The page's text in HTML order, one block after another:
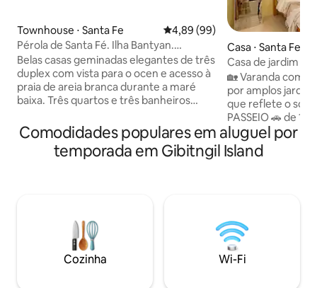
Townhouse ⋅ Santa Fe 4,89 de uma avaliação média
4,89 (99)
Pérola de Santa Fé. Ilha Bantyan.
Unidade # 3
Belas casas geminadas elegantes de três
duplex com vista para o ocen e acesso à
praia de areia branca durante a maré
baixa. Três quartos e três banheiros
Mesa de bilhar, caiaque , bicicleta e
basquete gratuitos e churrasqueira ao ar
livre. Está localizado ao lado das famosas
distância. 24 horas de segurança .
Máximo de 10 hóspedes. Por favor, insira
o número correto de hóspedes para
obter um preço exato.
Casa ⋅ Santa Fe
Casa de jardim
Resort Bantayan
🏡 Varanda com
por amplos
que reflete o sol,
PASSEIO 🚗 de
cidade de Sta Fe e praias
HÓSPEDES🔔 ❌
chuveiro quente
quartos com
geladeira,
✅ Pátio ✅ Wi-Fi
carros ✅ TV
Comodidades populares em aluguel por
temporada em Gibitngil Island
Cozinha Wi-Fi